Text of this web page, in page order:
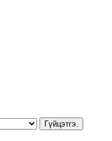
Гүйцэтгэ.